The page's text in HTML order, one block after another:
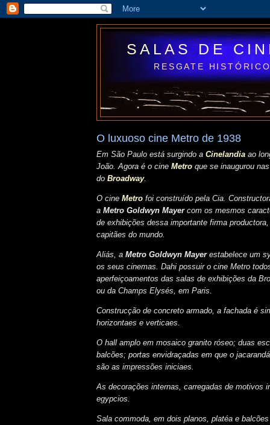
SALAS DE
RESGATE
O luxuoso cine Metro de 1938
Em São Paulo está surgindo a Cinelandia ao
João. Agora é o cine Metro que se inaugurou
do Broadway.
O cine Metro foi construído pela Cia.
a Metro Goldwyn Mayercom os mesmos
de exhibições dessa importante firma
capitães do mundo.
Aliás, a Metro Goldwyn Mayerestabelece um
os seus cinemas. Dahi possuir o cine Metro
aperfeiçoamentos das salas de exhibições da
ou da Champs Elysés, em Paris.
Construcção de concreto armado, a fachada é
horizontaes e verticaes.
O hall amplo em mosaico granito róseo; duas
balcões; portas envidraçadas em que o
são as impressões iniciaes.
As decorações internas, carregadas de motivos
egypcios.
Sala commoda, em dois planos, platéa e